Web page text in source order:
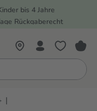
bis 4 Jahre
Rückgaberecht
|